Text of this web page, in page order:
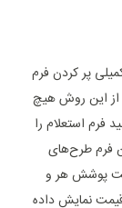
پر کردن فرم
از این روش هیچ
فرم استعلام را
فرم‌ طرح‌های
پوشش هر و
نمایش داده